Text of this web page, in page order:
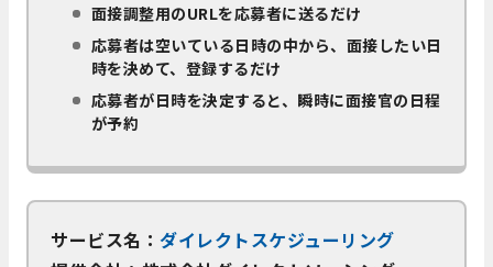
面接調整用のURLを応募者に送るだけ
応募者は空いている日時の中から、面接したい日
時を決めて、登録するだけ
応募者が日時を決定すると、瞬時に面接官の日程
が予約
サービス名： ダイレクトスケジューリング